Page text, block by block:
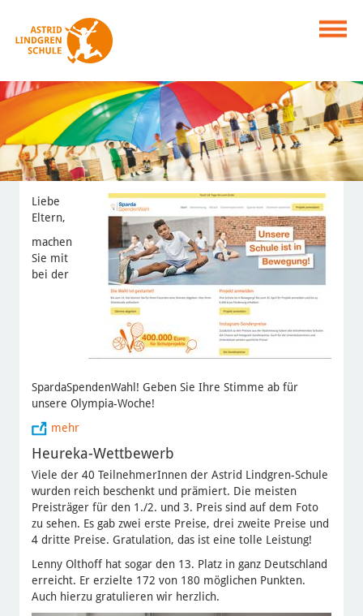
Liebe
Eltern,
machen
Sie mit
bei der
SpardaSpendenWahl! Geben Sie Ihre Stimme ab für
unsere Olympia-Woche!
mehr
Heureka-Wettbewerb
Viele der 40 TeilnehmerInnen der Astrid Lindgren-Schule
wurden reich beschenkt und prämiert. Die meisten
Preisträger für den 1./2. und 3. Preis sind auf dem Foto
zu sehen. Es gab zwei erste Preise, drei zweite Preise und
4 dritte Preise. Gratulation, das ist eine tolle Leistung!
Lenny Olthoff hat sogar den 13. Platz in ganz Deutschland
erreicht. Er erzielte 172 von 180 möglichen Punkten.
Auch hierzu gratulieren wir herzlich.